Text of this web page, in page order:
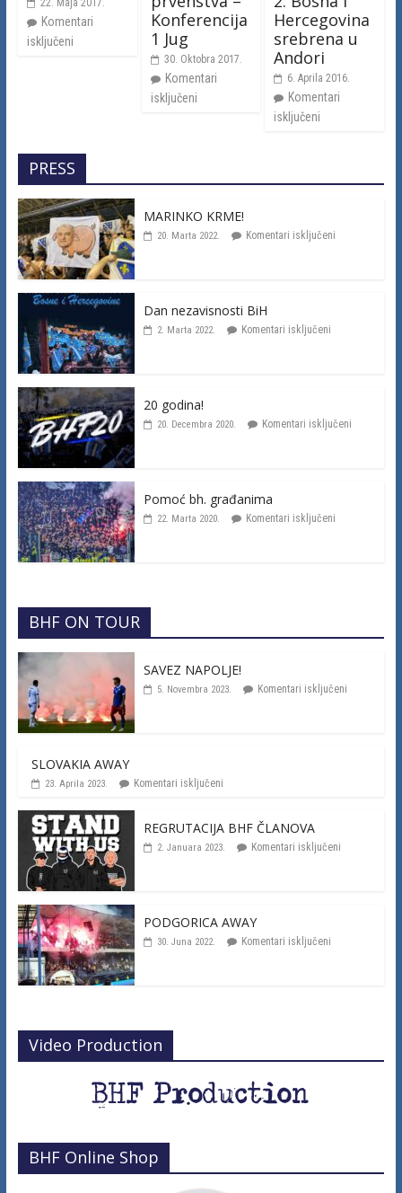
Komentari
isključeni
Konferencija
1 Jug
30. Oktobra 2017.
Komentari
isključeni
Hercegovina
srebrena u
Andori
6. Aprila 2016.
Komentari
isključeni
PRESS
MARINKO KRME!
20. Marta 2022. Komentari isključeni
Dan nezavisnosti BiH
2. Marta 2022. Komentari isključeni
20 godina!
20. Decembra 2020. Komentari isključeni
Pomoć bh. građanima
22. Marta 2020. Komentari isključeni
BHF ON TOUR
SAVEZ NAPOLJE!
5. Novembra 2023. Komentari isključeni
SLOVAKIA AWAY
23. Aprila 2023. Komentari isključeni
REGRUTACIJA BHF ČLANOVA
2. Januara 2023. Komentari isključeni
PODGORICA AWAY
30. Juna 2022. Komentari isključeni
Video Production
BHF Online Shop